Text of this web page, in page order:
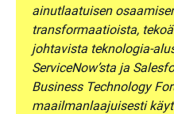
ainutlaatuisen
transformaatioista,
johtavista teknologia-
ServiceNow’sta ja
Business Technology
maailmanlaajuisesti